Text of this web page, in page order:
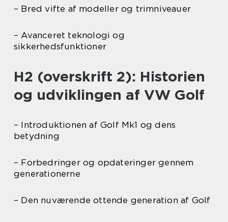
– Bred vifte af modeller og trimniveauer
– Avanceret teknologi og
sikkerhedsfunktioner
H2 (overskrift 2): Historien
og udviklingen af VW Golf
– Introduktionen af Golf Mk1 og dens
betydning
– Forbedringer og opdateringer gennem
generationerne
– Den nuværende ottende generation af Golf